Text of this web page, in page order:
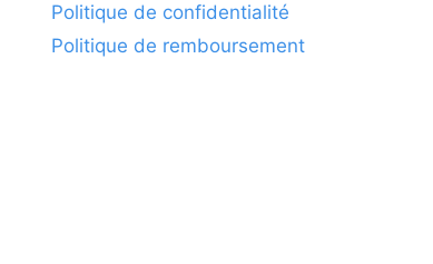
Politique de confidentialité
Politique de remboursement